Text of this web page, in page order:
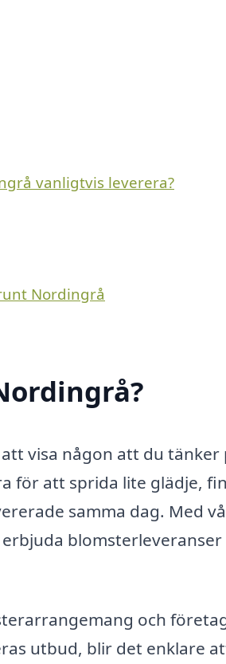
vanligtvis leverera?
Nordingrå
visa någon att du tänker
för att sprida lite glädje,
samma dag. Med
blomsterleveranser
och
utbud, blir det enklare